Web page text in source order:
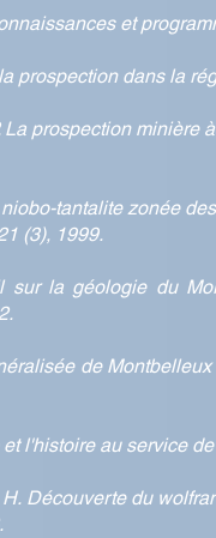
et
prospection dans la
La prospection minière
tantalite zonée
(3), 1999.
la géologie du
de
l'histoire au service
Découverte du